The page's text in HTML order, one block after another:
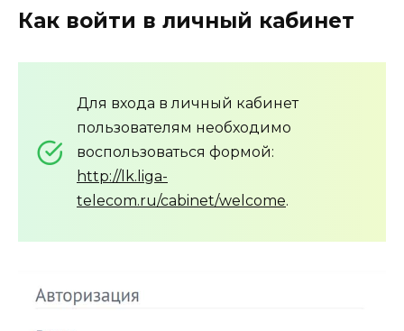
Как войти в личный кабинет
Для входа в личный кабинет
пользователям необходимо
воспользоваться формой:
http://lk.liga-
telecom.ru/cabinet/welcome.